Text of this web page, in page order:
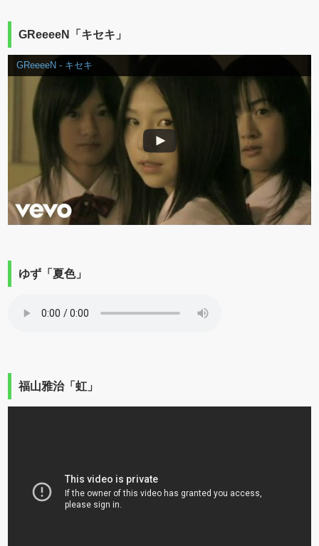
GReeeeN「キセキ」
GReeeeN - キセキ
ゆず「夏色」
福山雅治「虹」